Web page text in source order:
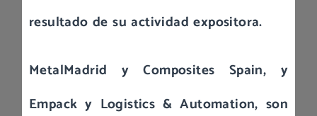
resultado de su actividad expositora.
MetalMadrid y Composites Spain, y
Empack y Logistics & Automation, son